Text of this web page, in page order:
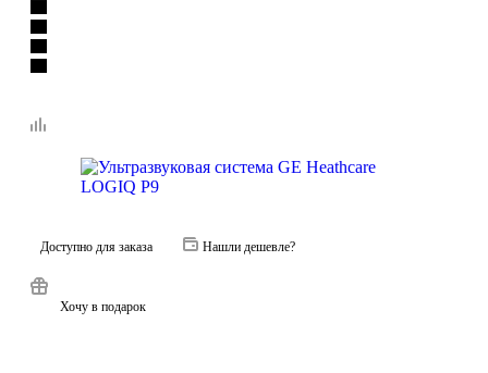
Доступно для заказа Нашли дешевле?
Хочу в подарок